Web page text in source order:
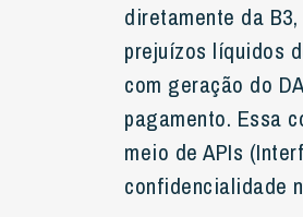
diretamente da
prejuízos líquidos
com geração do
pagamento. Essa
meio de APIs
confidencialidade